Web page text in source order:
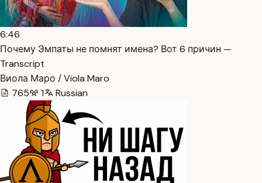
6:46
Почему Эмпаты не помнят имена? Вот 6 причин —
Transcript
Виола Маро / Viola Maro
765
1 Russian